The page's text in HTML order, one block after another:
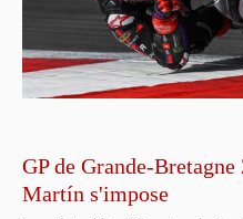
GP de Grande-
Martín s'impose